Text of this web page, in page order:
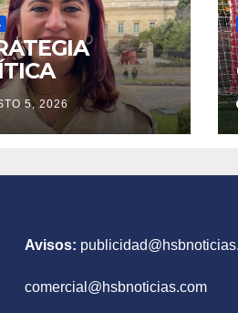
5, 2026
Avisos:
comercial@hsbnoticias.com